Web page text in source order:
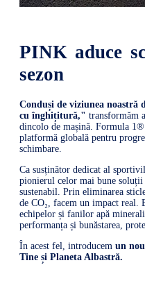
PINK aduce
sezon
Conduși de viziunea
cu înghițitură," transformăm
dincolo de mașină. Formula
platformă globală pentru
schimbare.
Ca susținător dedicat al
pionierul celor mai bune
sustenabil. Prin eliminarea
de CO₂, facem un impact real.
echipelor și fanilor apă
performanța și bunăstarea,
În acest fel, introducem un
Tine și Planeta Albastră.